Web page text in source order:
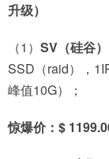
升级）
（1） SV （硅谷）
SSD（raid），
峰值10G）；
惊爆价：$